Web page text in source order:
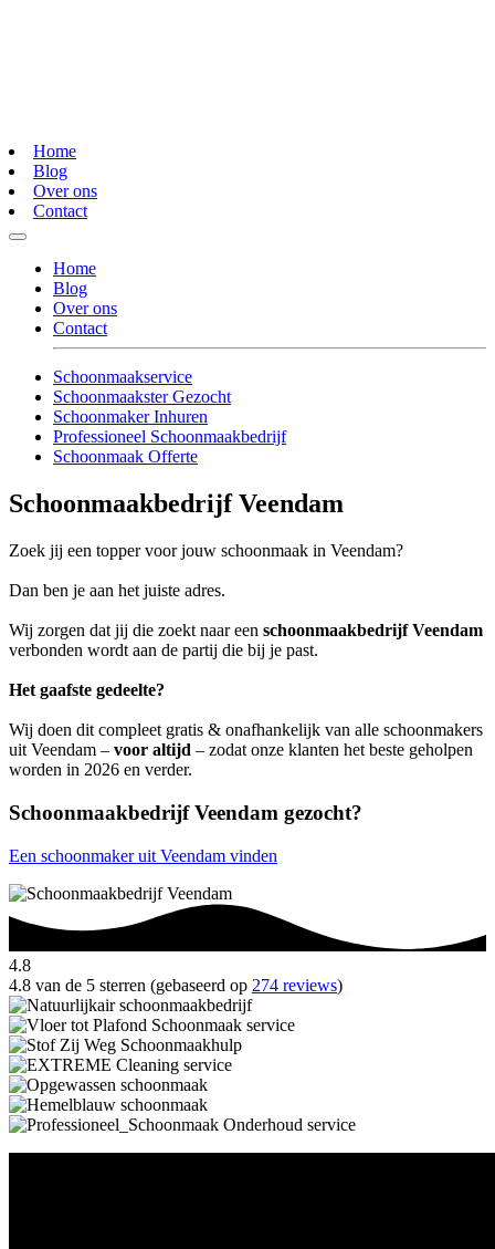
Home
Blog
Over ons
Contact
Home
Blog
Over ons
Contact
Schoonmaakservice
Schoonmaakster Gezocht
Schoonmaker Inhuren
Professioneel Schoonmaakbedrijf
Schoonmaak Offerte
Schoonmaakbedrijf Veendam
Zoek jij een topper voor jouw schoonmaak in Veendam?
Dan ben je aan het juiste adres.
Wij zorgen dat jij die zoekt naar een schoonmaakbedrijf Veendam
verbonden wordt aan de partij die bij je past.
Het gaafste gedeelte?
Wij doen dit compleet gratis & onafhankelijk van alle schoonmakers
uit Veendam – voor altijd – zodat onze klanten het beste geholpen
worden in 2026 en verder.
Schoonmaakbedrijf Veendam gezocht?
Een schoonmaker uit Veendam vinden
4.8
4.8 van de 5 sterren (gebaseerd op 274 reviews)